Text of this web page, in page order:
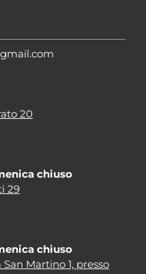
20
chiuso
29
chiuso
Martino 1, presso